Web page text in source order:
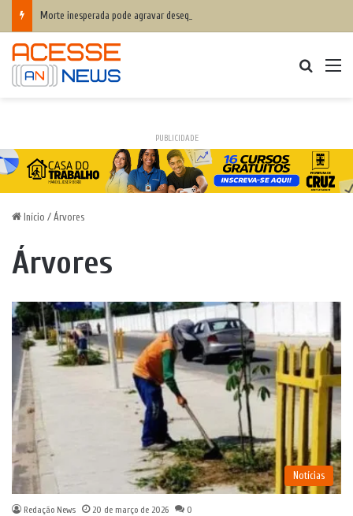
Morte inesperada pode agravar desequilíbrio financeiro das famílias
PUBLICIDADE
Início / Árvores
Árvores
Notícias
Redação News 20 de março de 2026 0